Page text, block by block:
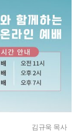
김규욱 목사